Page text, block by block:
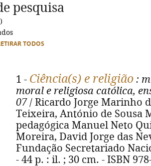
Ciências sociais...
Ciências sociais...
pesquisa
TODOS
1 - Ciência(s) e religião :
moral e religiosa católica,
07/ Ricardo Jorge Marinho
Teixeira, António de Sousa
pedagógica Manuel Neto
Moreira, David Jorge das
Fundação Secretariado
- 44 p. : il. ; 30 cm. - ISBN